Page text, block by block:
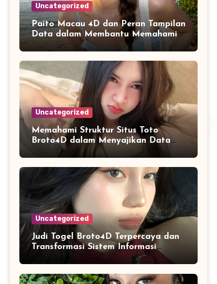
Uncategorized
Paito Macau 4D dan Peran Tampilan
Data dalam Membantu Memahami
Riwayat Informasi
Uncategorized
Memahami Struktur Situs Toto
Broto4D dalam Menyajikan Data
dan Statistik Harian
Uncategorized
Judi Togel Broto4D Terpercaya dan
Transformasi Sistem Informasi
Angka Online